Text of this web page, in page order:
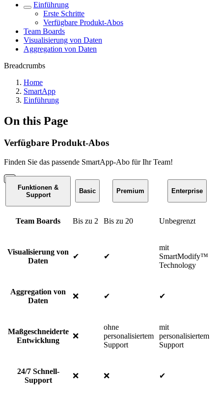
Einführung
Erste Schritte
Verfügbare Produkt-Abos
Team Boards
Visualisierung von Daten
Aggregation von Daten
Breadcrumbs
Home
SmartApp
Einführung
On this Page
Verfügbare Produkt-Abos
Finden Sie das passende SmartApp-Abo für Ihr Team!
Funktionen &
Support
Basic Premium Enterprise
Team Boards Bis zu 2 Bis zu 20 Unbegrenzt
Visualisierung von
Daten
✔ ✔
mit
SmartModify™
Technology
Aggregation von
Daten
❌ ✔ ✔
Maßgeschneiderte
Entwicklung
❌
ohne
personalisiertem
Support
mit
personalisiertem
Support
24/7 Schnell-
Support
❌ ❌ ✔